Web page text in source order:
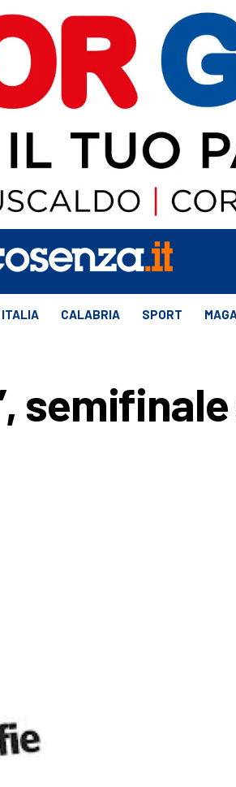
ITALIA CALABRIA SPORT
semifinale